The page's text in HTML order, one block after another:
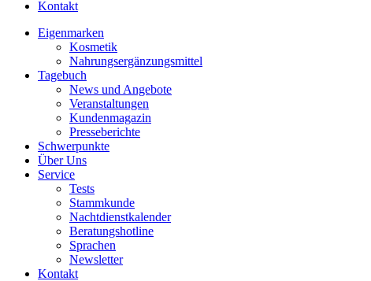
Kontakt
Eigenmarken
Kosmetik
Nahrungsergänzungsmittel
Tagebuch
News und Angebote
Veranstaltungen
Kundenmagazin
Presseberichte
Schwerpunkte
Über Uns
Service
Tests
Stammkunde
Nachtdienstkalender
Beratungshotline
Sprachen
Newsletter
Kontakt